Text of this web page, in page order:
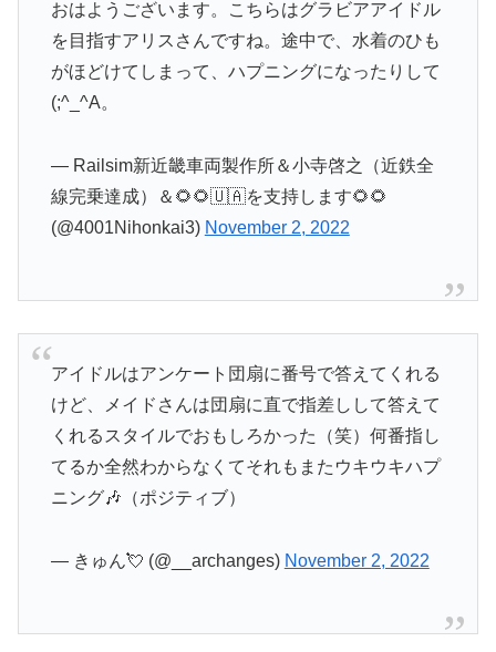
おはようございます。こちらはグラビアアイドル
を目指すアリスさんですね。途中で、水着のひも
がほどけてしまって、ハプニングになったりして
(;^_^A。
— Railsim新近畿車両製作所＆小寺啓之（近鉄全
線完乗達成）＆🌻🌻🇺🇦を支持します🌻🌻
(@4001Nihonkai3) November 2, 2022
アイドルはアンケート団扇に番号で答えてくれる
けど、メイドさんは団扇に直で指差しして答えて
くれるスタイルでおもしろかった（笑）何番指し
てるか全然わからなくてそれもまたウキウキハプ
ニング🎶（ポジティブ）
— きゅん💘 (@__archanges) November 2, 2022